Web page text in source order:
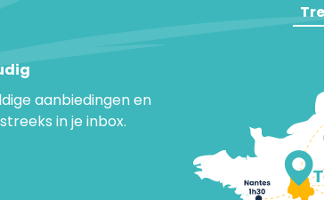
aanbiedingen en
in je inbox.